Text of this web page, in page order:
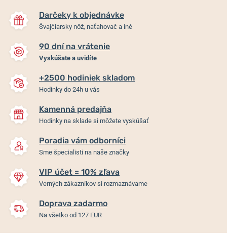
Darčeky k objednávke
Švajčiarsky nôž, naťahovač a iné
90 dní na vrátenie
Vyskúšate a uvidíte
+2500 hodiniek skladom
Hodinky do 24h u vás
Kamenná predajňa
Hodinky na sklade si môžete vyskúšať
Poradia vám odborníci
Sme špecialisti na naše značky
VIP účet = 10% zľava
Verných zákazníkov si rozmaznávame
Doprava zadarmo
Na všetko od 127 EUR